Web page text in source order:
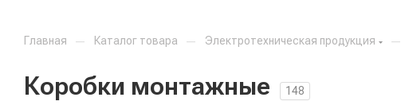
Главная — Каталог товара — Электротехническая продукция —
Коробки монтажные 148